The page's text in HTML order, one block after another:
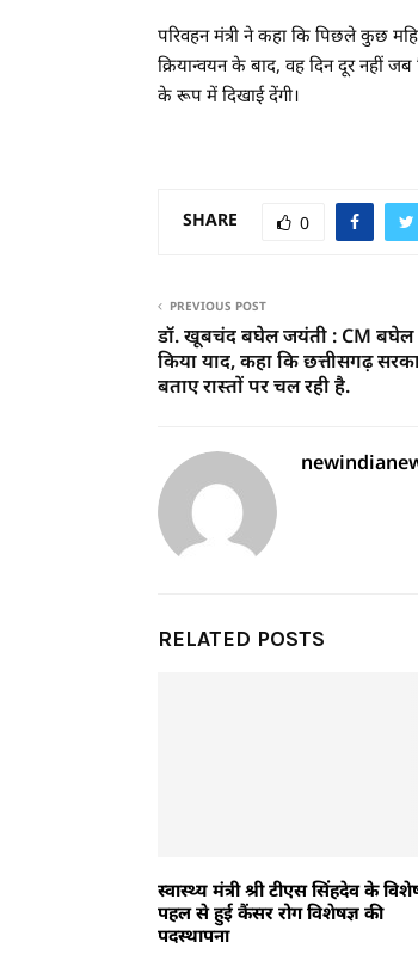
परिवहन मंत्री ने कहा कि पिछले कुछ
क्रियान्वयन के बाद, वह दिन दूर नहीं
के रूप में दिखाई देंगी।
SHARE 0
PREVIOUS POST
डॉ. खूबचंद बघेल जयंती : CM
किया याद, कहा कि छत्तीसगढ़
बताए रास्तों पर चल रही है.
RELATED POSTS
स्वास्थ्य मंत्री श्री टीएस सिंहदेव के
पहल से हुई कैंसर रोग विशेषज्ञ की
पदस्थापना